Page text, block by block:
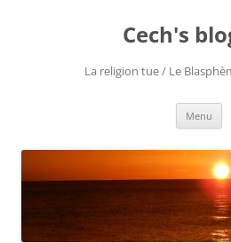
Cech's
La religion tue / Le
Menu